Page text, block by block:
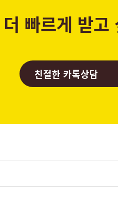
빠르게 받고
친절한 카톡상담